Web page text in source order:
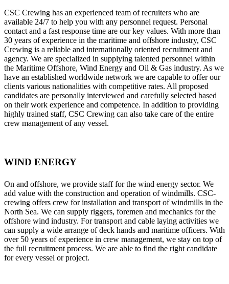
CSC Crewing has an experienced team of recruiters who are
available 24/7 to help you with any personnel request. Personal
contact and a fast response time are our key values. With more than
30 years of experience in the maritime and offshore industry, CSC
Crewing is a reliable and internationally oriented recruitment and
agency. We are specialized in supplying talented personnel within
the Maritime Offshore, Wind Energy and Oil & Gas industry. As we
have an established worldwide network we are capable to offer our
clients various nationalities with competitive rates. All proposed
candidates are personally interviewed and carefully selected based
on their work experience and competence. In addition to providing
highly trained staff, CSC Crewing can also take care of the entire
crew management of any vessel.
WIND ENERGY
On and offshore, we provide staff for the wind energy sector. We
add value with the construction and operation of windmills. CSC-
crewing offers crew for installation and transport of windmills in the
North Sea. We can supply riggers, foremen and mechanics for the
offshore wind industry. For transport and cable laying activities we
can supply a wide arrange of deck hands and maritime officers. With
over 50 years of experience in crew management, we stay on top of
the full recruitment process. We are able to find the right candidate
for every vessel or project.